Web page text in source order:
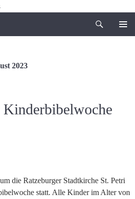
2023
Kinderbibelwoche
die Ratzeburger Stadtkirche St. Petri
statt. Alle Kinder im Alter von